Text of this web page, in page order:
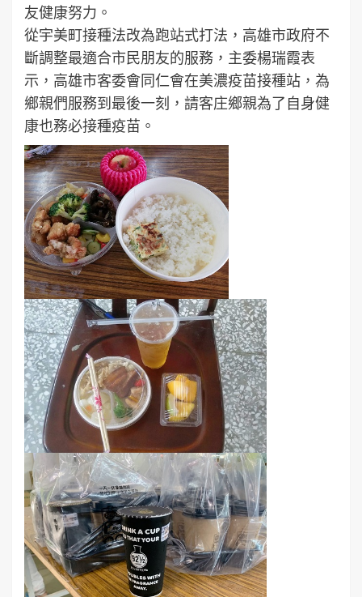
友健康努力。
從宇美町接種法改為跑站式打法，高雄市政府不
斷調整最適合市民朋友的服務，主委楊瑞霞表
示，高雄市客委會同仁會在美濃疫苗接種站，為
鄉親們服務到最後一刻，請客庄鄉親為了自身健
康也務必接種疫苗。